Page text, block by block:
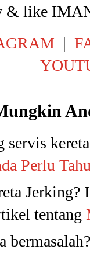
& like
|
servis
Perlu
Jerking?
tentang